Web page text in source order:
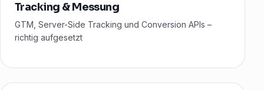
Tracking & Messung
GTM, Server-Side Tracking und Conversion APIs –
richtig aufgesetzt